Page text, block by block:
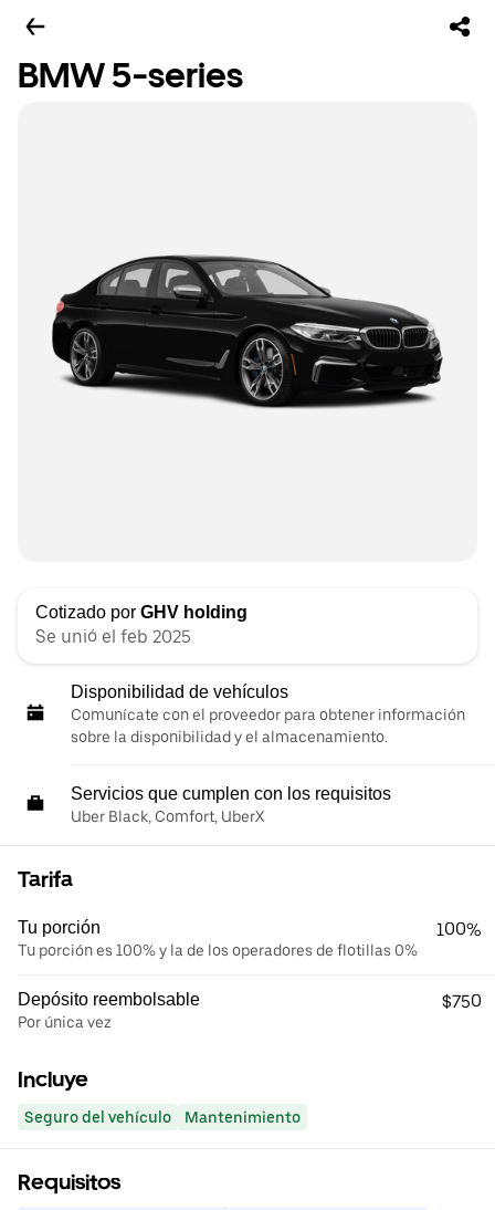
BMW 5-series
Cotizado por GHV holding
Se unió el feb 2025
Disponibilidad de vehículos
Comunícate con el proveedor para obtener información
sobre la disponibilidad y el almacenamiento.
Servicios que cumplen con los requisitos
Uber Black, Comfort, UberX
Tarifa
Tu porción
Tu porción es 100% y la de los operadores de flotillas 0%
100%
Depósito reembolsable
Por única vez
$750
Incluye
Seguro del vehículo Mantenimiento
Requisitos